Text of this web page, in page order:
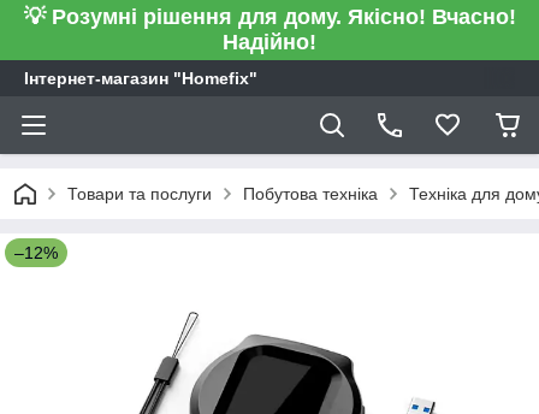
💡 Розумні рішення для дому. Якісно! Вчасно!
Надійно!
Інтернет-магазин "Homefix"
Товари та послуги Побутова техніка Техніка для
–12%